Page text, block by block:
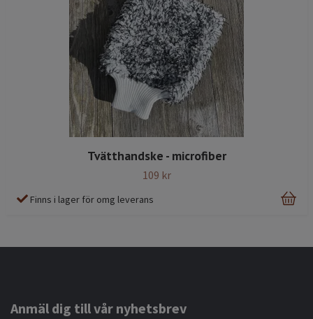
Tvätthandske - microfiber
109 kr
Finns i lager för omg leverans
Anmäl dig till vår nyhetsbrev